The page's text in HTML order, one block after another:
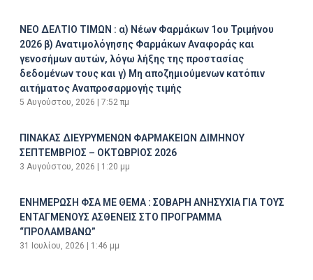
ΝΕΟ ΔΕΛΤΙΟ ΤΙΜΩΝ : α) Νέων Φαρμάκων 1ου Τριμήνου
2026 β) Ανατιμολόγησης Φαρμάκων Αναφοράς και
γενοσήμων αυτών, λόγω λήξης της προστασίας
δεδομένων τους και γ) Μη αποζημιούμενων κατόπιν
αιτήματος Αναπροσαρμογής τιμής
5 Αυγούστου, 2026 7:52 πμ
ΠΙΝΑΚΑΣ ΔΙΕΥΡΥΜΕΝΩΝ ΦΑΡΜΑΚΕΙΩΝ ΔΙΜΗΝΟΥ
ΣΕΠΤΕΜΒΡΙΟΣ – ΟΚΤΩΒΡΙΟΣ 2026
3 Αυγούστου, 2026 1:20 μμ
ΕΝΗΜΕΡΩΣΗ ΦΣΑ ΜΕ ΘΕΜΑ : ΣΟΒΑΡΗ ΑΝΗΣΥΧΙΑ ΓΙΑ ΤΟΥΣ
ΕΝΤΑΓΜΕΝΟΥΣ ΑΣΘΕΝΕΙΣ ΣΤΟ ΠΡΟΓΡΑΜΜΑ
“ΠΡΟΛΑΜΒΑΝΩ”
31 Ιουλίου, 2026 1:46 μμ